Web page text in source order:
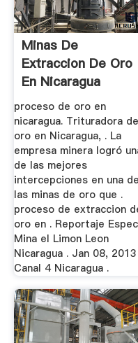
Minas De
Extraccion De Oro
En Nicaragua
proceso de oro en
nicaragua. Trituradora de
oro en Nicaragua, . La
empresa minera logró
de las mejores
intercepciones en una de
las minas de oro que .
proceso de extraccion
oro en . Reportaje
Mina el Limon Leon
Nicaragua . Jan 08, 2013
Canal 4 Nicaragua .